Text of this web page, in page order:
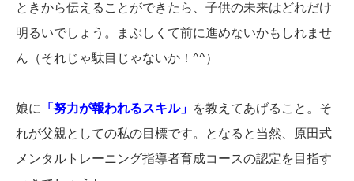
ときから伝えることができたら、子供の未来はどれだけ
明るいでしょう。まぶしくて前に進めないかもしれませ
ん（それじゃ駄目じゃないか！^^）
娘に 「努力が報われるスキル」 を教えてあげること。そ
れが父親としての私の目標です。となると当然、原田式
メンタルトレーニング指導者育成コースの認定を目指す